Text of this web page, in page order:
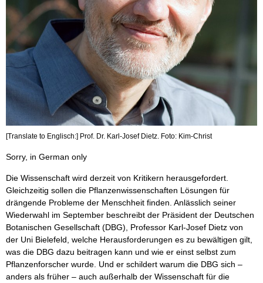
[Translate to Englisch:] Prof. Dr. Karl-Josef Dietz. Foto: Kim-Christ
Sorry, in German only
Die Wissenschaft wird derzeit von Kritikern herausgefordert.
Gleichzeitig sollen die Pflanzenwissenschaften Lösungen für
drängende Probleme der Menschheit finden. Anlässlich seiner
Wiederwahl im September beschreibt der Präsident der Deutschen
Botanischen Gesellschaft (DBG), Professor Karl-Josef Dietz von
der Uni Bielefeld, welche Herausforderungen es zu bewältigen gilt,
was die DBG dazu beitragen kann und wie er einst selbst zum
Pflanzenforscher wurde. Und er schildert warum die DBG sich –
anders als früher – auch außerhalb der Wissenschaft für die